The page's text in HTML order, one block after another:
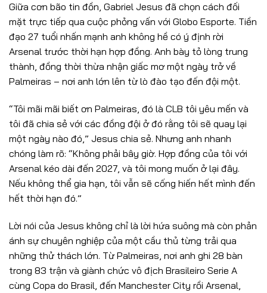
Giữa cơn bão tin đồn, Gabriel Jesus đã chọn cách đối
mặt trực tiếp qua cuộc phỏng vấn với Globo Esporte. Tiền
đạo 27 tuổi nhấn mạnh anh không hề có ý định rời
Arsenal trước thời hạn hợp đồng. Anh bày tỏ lòng trung
thành, đồng thời thừa nhận giấc mơ một ngày trở về
Palmeiras – nơi anh lớn lên từ lò đào tạo đến đội một.
“Tôi mãi mãi biết ơn Palmeiras, đó là CLB tôi yêu mến và
tôi đã chia sẻ với các đồng đội ở đó rằng tôi sẽ quay lại
một ngày nào đó,” Jesus chia sẻ. Nhưng anh nhanh
chóng làm rõ: “Không phải bây giờ. Hợp đồng của tôi với
Arsenal kéo dài đến 2027, và tôi mong muốn ở lại đây.
Nếu không thể gia hạn, tôi vẫn sẽ cống hiến hết mình đến
hết thời hạn đó.”
Lời nói của Jesus không chỉ là lời hứa suông mà còn phản
ánh sự chuyên nghiệp của một cầu thủ từng trải qua
những thử thách lớn. Từ Palmeiras, nơi anh ghi 28 bàn
trong 83 trận và giành chức vô địch Brasileiro Serie A
cùng Copa do Brasil, đến Manchester City rồi Arsenal,